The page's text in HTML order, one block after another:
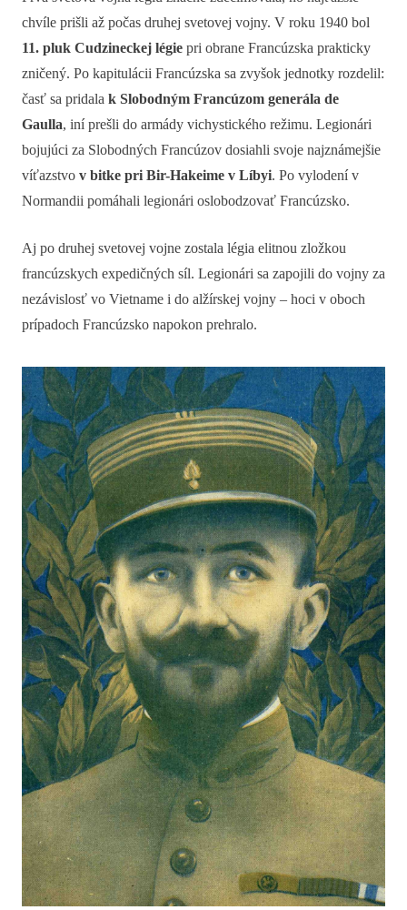
chvíle prišli až počas druhej svetovej vojny. V roku 1940 bol
11. pluk Cudzineckej légie pri obrane Francúzska prakticky
zničený. Po kapitulácii Francúzska sa zvyšok jednotky rozdelil:
časť sa pridala k Slobodným Francúzom generála de
Gaulla, iní prešli do armády vichystického režimu. Legionári
bojujúci za Slobodných Francúzov dosiahli svoje najznámejšie
víťazstvo v bitke pri Bir-Hakeime v Líbyi. Po vylodení v
Normandii pomáhali legionári oslobodzovať Francúzsko.
Aj po druhej svetovej vojne zostala légia elitnou zložkou
francúzskych expedičných síl. Legionári sa zapojili do vojny za
nezávislosť vo Vietname i do alžírskej vojny – hoci v oboch
prípadoch Francúzsko napokon prehralo.